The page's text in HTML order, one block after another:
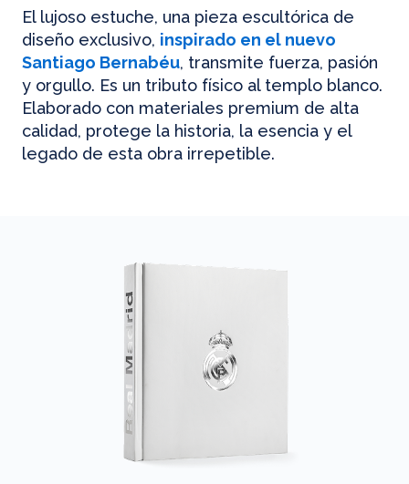
El lujoso estuche, una pieza escultórica de
diseño exclusivo, inspirado en el nuevo
Santiago Bernabéu, transmite fuerza, pasión
y orgullo. Es un tributo físico al templo blanco.
Elaborado con materiales premium de alta
calidad, protege la historia, la esencia y el
legado de esta obra irrepetible.